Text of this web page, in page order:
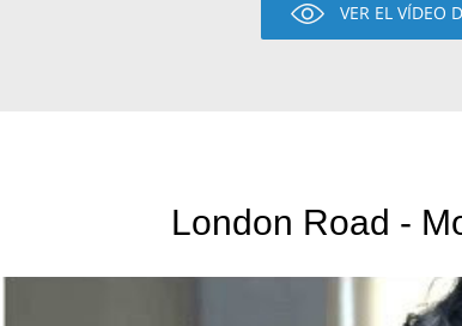
VER EL VÍDEO
London Road -